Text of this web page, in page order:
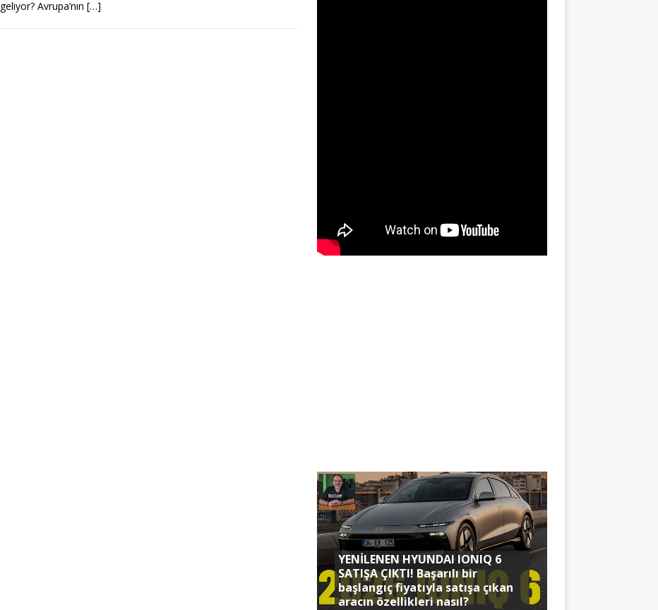
geliyor? Avrupa’nın […]
YENİLENEN HYUNDAI IONIQ 6
SATIŞA ÇIKTI! Başarılı bir
başlangıç fiyatıyla satışa çıkan
aracın özellikleri nasıl?